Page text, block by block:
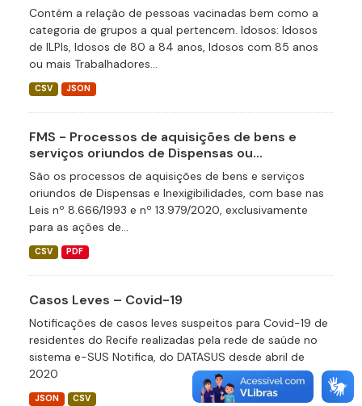
Contém a relação de pessoas vacinadas bem como a
categoria de grupos a qual pertencem. Idosos: Idosos
de ILPIs, Idosos de 80 a 84 anos, Idosos com 85 anos
ou mais Trabalhadores...
CSV JSON
FMS - Processos de aquisições de bens e
serviços oriundos de Dispensas ou...
São os processos de aquisições de bens e serviços
oriundos de Dispensas e Inexigibilidades, com base nas
Leis nº 8.666/1993 e nº 13.979/2020, exclusivamente
para as ações de...
CSV PDF
Casos Leves – Covid-19
Notificações de casos leves suspeitos para Covid-19 de
residentes do Recife realizadas pela rede de saúde no
sistema e-SUS Notifica, do DATASUS desde abril de
2020
JSON CSV